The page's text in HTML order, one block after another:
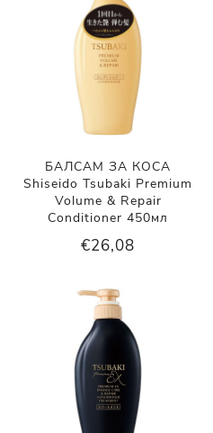
БАЛСАМ ЗА КОСА
Shiseido Tsubaki Premium
Volume & Repair
Conditioner 450мл
€26,08